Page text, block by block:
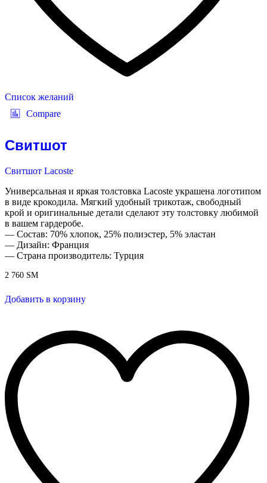
Список желаний
Compare
Свитшот
Свитшот Lacoste
Универсальная и яркая толстовка Lacoste украшена логотипом
в виде крокодила. Мягкий удобный трикотаж, свободный
крой и оригинальные детали сделают эту толстовку любимой
в вашем гардеробе.
— Состав: 70% хлопок, 25% полиэстер, 5% эластан
— Дизайн: Франция
— Страна производитель: Турция
2 760 ЅМ
Добавить в корзину